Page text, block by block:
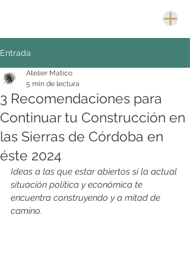
Entrada
3 Recomendaciones para
Continuar tu Construcción en
las Sierras de Córdoba en
éste 2024
Atelier Matico
5 min de lectura
Ideas a las que estar abiertos si la actual
situación política y económica te
encuentra construyendo y a mitad de
camino.